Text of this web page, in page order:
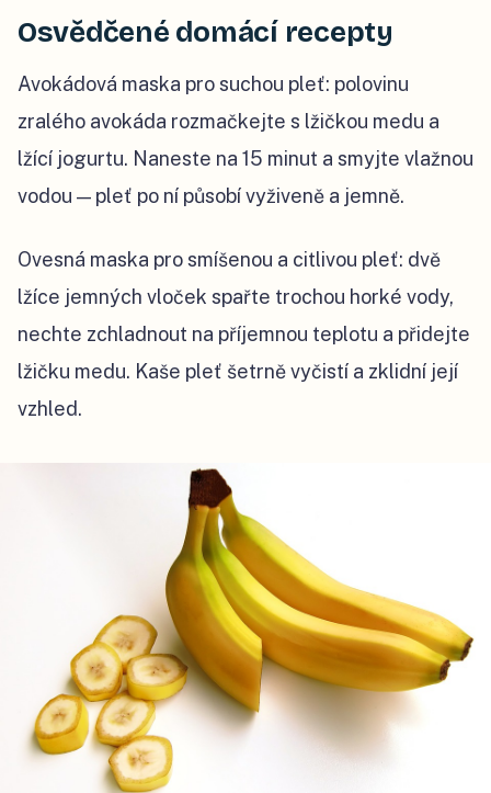
Osvědčené domácí recepty
Avokádová maska pro suchou pleť: polovinu
zralého avokáda rozmačkejte s lžičkou medu a
lžící jogurtu. Naneste na 15 minut a smyjte vlažnou
vodou — pleť po ní působí vyživeně a jemně.
Ovesná maska pro smíšenou a citlivou pleť: dvě
lžíce jemných vloček spařte trochou horké vody,
nechte zchladnout na příjemnou teplotu a přidejte
lžičku medu. Kaše pleť šetrně vyčistí a zklidní její
vzhled.